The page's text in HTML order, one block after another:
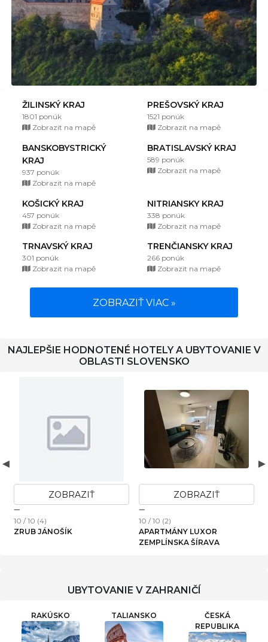
ŽILINSKÝ KRAJ
1801 ponúk
Zobrazit na mapě
PREŠOVSKÝ KRAJ
1521 ponúk
Zobrazit na mapě
BANSKOBYSTRICKÝ
KRAJ
937 ponúk
Zobrazit na mapě
BRATISLAVSKÝ KRAJ
589 ponúk
Zobrazit na mapě
KOŠICKÝ KRAJ
457 ponúk
Zobrazit na mapě
NITRIANSKY KRAJ
338 ponúk
Zobrazit na mapě
TRNAVSKÝ KRAJ
301 ponúk
Zobrazit na mapě
TRENČIANSKY KRAJ
266 ponúk
Zobrazit na mapě
ZOBRAZIŤ VIAC »
NAJLEPŠIE HODNOTENÉ HOTELY A UBYTOVANIE V
OBLASTI SLOVENSKO
ZOBRAZIŤ
10 / 10 (4)
ZRUB JÁNOŠÍK
ZOBRAZIŤ
10 / 10 (2)
APARTMÁNY LUXOR
ZEMPLÍNSKA ŠÍRAVA
UBYTOVANIE V ZAHRANIČÍ
RAKÚSKO TALIANSKO
ČESKÁ
REPUBLIKA